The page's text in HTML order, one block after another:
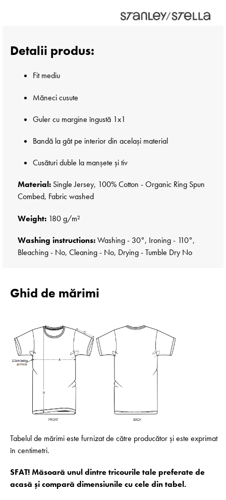
Detalii produs:
Fit mediu
Măneci cusute
Guler cu margine îngustă 1x1
Bandă la gât pe interior din același material
Cusături duble la manșete și tiv
Material: Single Jersey, 100% Cotton - Organic Ring Spun
Combed, Fabric washed
Weight: 180 g/m²
Washing instructions:Washing - 30°, Ironing - 110°,
Bleaching - No, Cleaning - No, Drying - Tumble Dry No
Ghid de mărimi
Tabelul de mărimi este furnizat de către producător și este exprimat
în centimetri.
SFAT! Măsoară unul dintre tricourile tale preferate de
acasă și compară dimensiunile cu cele din tabel.